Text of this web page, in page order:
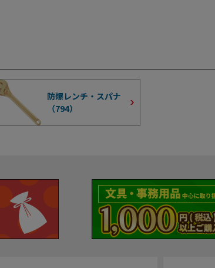
防爆レンチ・スパナ
（794）